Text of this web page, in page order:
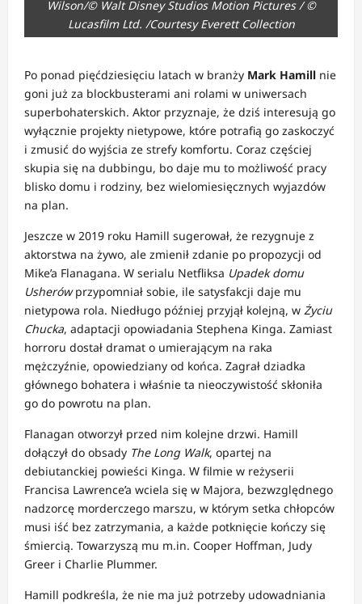
Wilson/© Walt Disney Studios Motion Pictures / ©
Lucasfilm Ltd. /Courtesy Everett Collection
Po ponad pięćdziesięciu latach w branży Mark Hamill nie
goni już za blockbusterami ani rolami w uniwersach
superbohaterskich. Aktor przyznaje, że dziś interesują go
wyłącznie projekty nietypowe, które potrafią go zaskoczyć
i zmusić do wyjścia ze strefy komfortu. Coraz częściej
skupia się na dubbingu, bo daje mu to możliwość pracy
blisko domu i rodziny, bez wielomiesięcznych wyjazdów
na plan.
Jeszcze w 2019 roku Hamill sugerował, że rezygnuje z
aktorstwa na żywo, ale zmienił zdanie po propozycji od
Mike’a Flanagana. W serialu Netfliksa Upadek domu
Usherówprzypomniał sobie, ile satysfakcji daje mu
nietypowa rola. Niedługo później przyjął kolejną, w Życiu
Chucka, adaptacji opowiadania Stephena Kinga. Zamiast
horroru dostał dramat o umierającym na raka
mężczyźnie, opowiedziany od końca. Zagrał dziadka
głównego bohatera i właśnie ta nieoczywistość skłoniła
go do powrotu na plan.
Flanagan otworzył przed nim kolejne drzwi. Hamill
dołączył do obsady The Long Walk, opartej na
debiutanckiej powieści Kinga. W filmie w reżyserii
Francisa Lawrence’a wciela się w Majora, bezwzględnego
nadzorcę morderczego marszu, w którym setka chłopców
musi iść bez zatrzymania, a każde potknięcie kończy się
śmiercią. Towarzyszą mu m.in. Cooper Hoffman, Judy
Greer i Charlie Plummer.
Hamill podkreśla, że nie ma już potrzeby udowadniania